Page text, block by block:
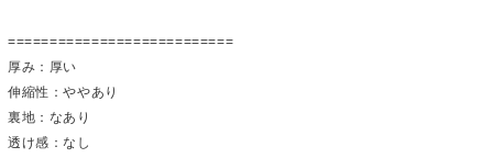
===========================
厚み：厚い
伸縮性：ややあり
裏地：なあり
透け感：なし